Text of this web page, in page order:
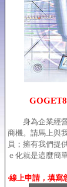
身為企業經營
商機。請馬上與
員；擁有我們提
ｅ化就是這麼簡單
‧線上申請，填寫